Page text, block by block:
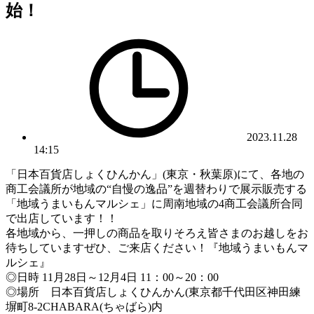
始！
2023.11.28
14:15
「日本百貨店しょくひんかん」(東京・秋葉原)にて、各地の
商工会議所が地域の“自慢の逸品”を週替わりで展示販売する
「地域うまいもんマルシェ」に周南地域の4商工会議所合同
で出店しています！！
各地域から、一押しの商品を取りそろえ皆さまのお越しをお
待ちしていますぜひ、ご来店ください！『地域うまいもんマ
ルシェ』
◎日時 11月28日～12月4日 11：00～20：00
◎場所 日本百貨店しょくひんかん(東京都千代田区神田練
塀町8‐2CHABARA(ちゃばら)内